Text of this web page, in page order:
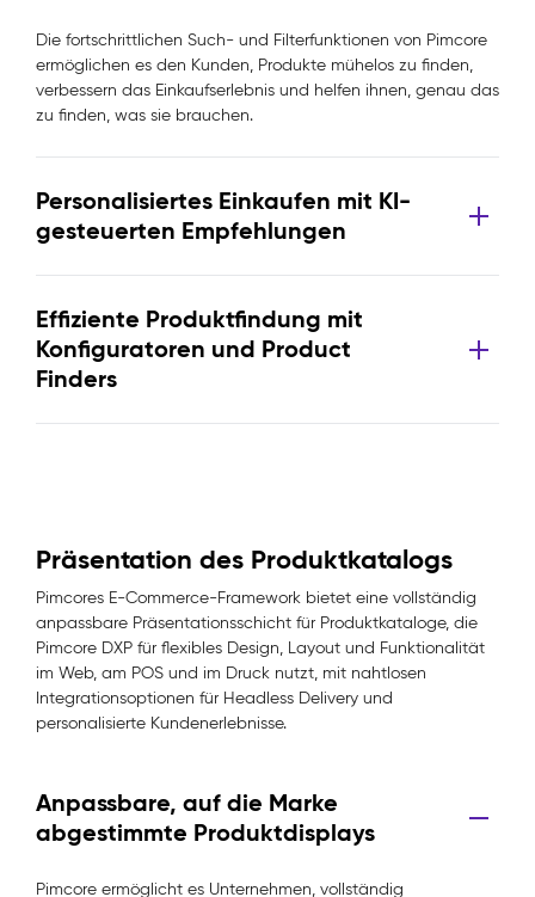
Die fortschrittlichen Such- und Filterfunktionen von Pimcore
ermöglichen es den Kunden, Produkte mühelos zu finden,
verbessern das Einkaufserlebnis und helfen ihnen, genau das
zu finden, was sie brauchen.
Personalisiertes Einkaufen mit KI-
gesteuerten Empfehlungen
Effiziente Produktfindung mit
Konfiguratoren und Product
Finders
Präsentation des Produktkatalogs
Pimcores E-Commerce-Framework bietet eine vollständig
anpassbare Präsentationsschicht für Produktkataloge, die
Pimcore DXP für flexibles Design, Layout und Funktionalität
im Web, am POS und im Druck nutzt, mit nahtlosen
Integrationsoptionen für Headless Delivery und
personalisierte Kundenerlebnisse.
Anpassbare, auf die Marke
abgestimmte Produktdisplays
Pimcore ermöglicht es Unternehmen, vollständig